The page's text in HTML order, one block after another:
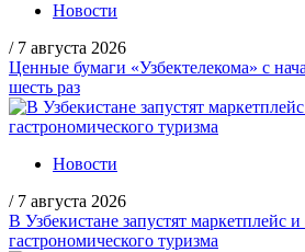
Новости
/ 7 августа 2026
Ценные бумаги «Узбектелекома» с
шесть раз
Новости
/ 7 августа 2026
В Узбекистане запустят маркетплейс
гастрономического туризма